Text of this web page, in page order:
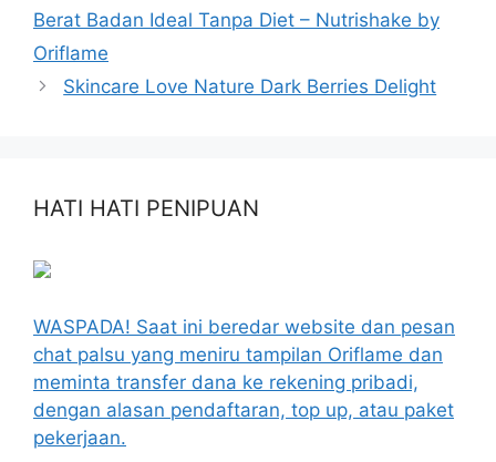
Berat Badan Ideal Tanpa Diet – Nutrishake by
Oriflame
Skincare Love Nature Dark Berries Delight
HATI HATI PENIPUAN
WASPADA! Saat ini beredar website dan pesan
chat palsu yang meniru tampilan Oriflame dan
meminta transfer dana ke rekening pribadi,
dengan alasan pendaftaran, top up, atau paket
pekerjaan.